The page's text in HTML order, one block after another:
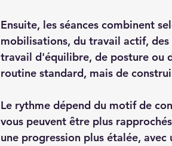
Ensuite, les séances combinent
mobilisations, du travail actif,
travail d'équilibre, de posture ou
routine standard, mais de
Le rythme dépend du motif de
vous peuvent être plus
une progression plus étalée,